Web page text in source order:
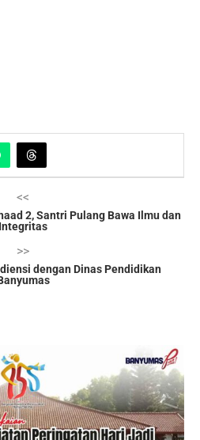
<<
2, Santri Pulang Bawa Ilmu dan
Integritas
>>
dengan Dinas Pendidikan